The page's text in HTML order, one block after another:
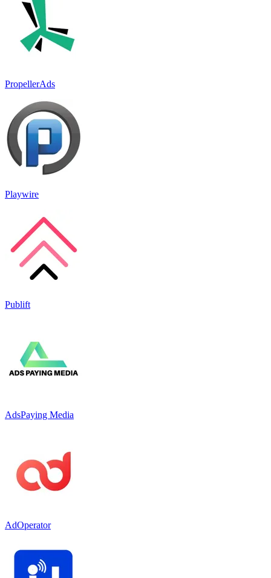
PropellerAds
Playwire
Publift
AdsPaying Media
AdOperator